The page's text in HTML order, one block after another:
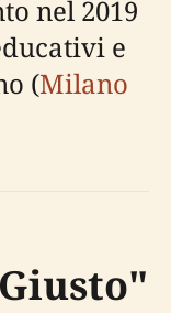
nel 2019
e
(Milano